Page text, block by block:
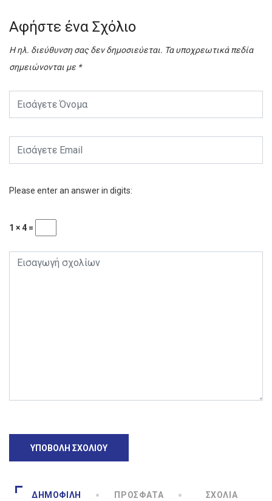
Αφήστε ένα Σχόλιο
Η ηλ. διεύθυνση σας δεν δημοσιεύεται. Τα υποχρεωτικά πεδία
σημειώνονται με *
Please enter an answer in digits:
1 × 4 =
ΔΗΜΟΦΙΛΉ ΠΡΌΣΦΑΤΑ ΣΧΌΛΙΑ